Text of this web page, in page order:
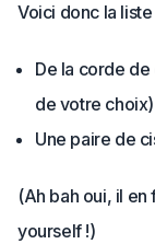
Voici donc la
De la corde
de votre choix)
Une paire de
(Ah bah oui, il
yourself !)